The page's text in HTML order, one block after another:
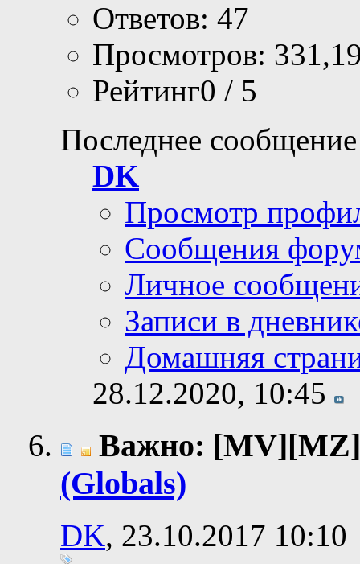
Ответов: 47
Просмотров:
Рейтинг0 / 5
Последнее
DK
Просмотр
Сообщения
Личное
Записи в
Домашняя
28.12.2020, 10:45
Важно:
(Globals)
DK, 23.10.2017 10:10